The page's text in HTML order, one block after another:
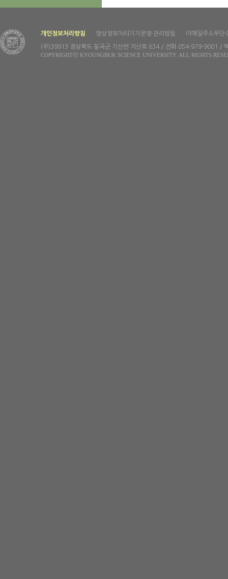
개인정보처리방침 영상정보처리기기운영·관리방침 이메일주소무단
(우)39913 경상북도 칠곡군 기산면 지산로 634 / 전화 054-979-9001 /
COPYRIGHTⓒ KYOUNGBUK SCIENCE UNIVERSITY. ALL RIGHTS